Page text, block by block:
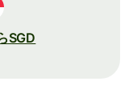
SGD